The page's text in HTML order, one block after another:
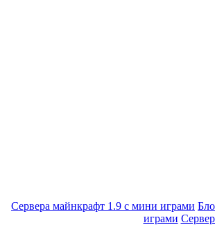
Сервера майнкрафт 1.9 с мини играми
играми